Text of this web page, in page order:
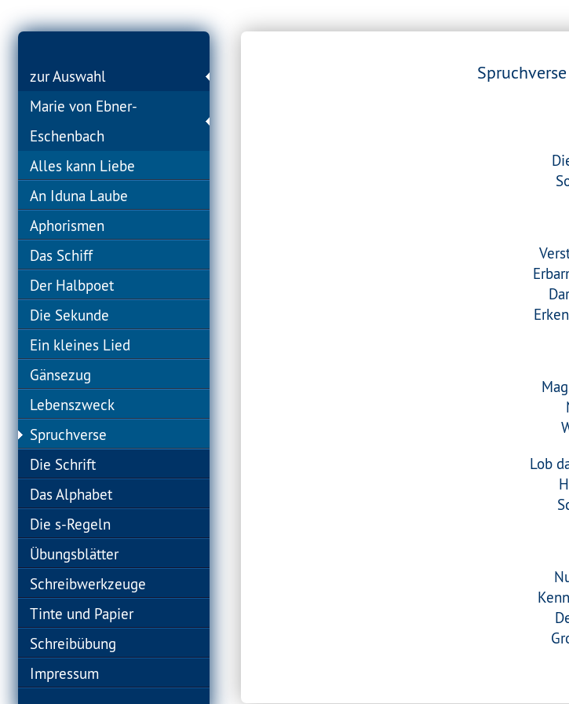
zur Auswahl
Marie von Ebner-
Eschenbach
Alles kann Liebe
An Iduna Laube
Aphorismen
Das Schiff
Der Halbpoet
Die Sekunde
Ein kleines Lied
Gänsezug
Lebenszweck
Spruchverse
Die Schrift
Das Alphabet
Die s-Regeln
Übungsblätter
Schreibwerkzeuge
Tinte und Papier
Schreibübung
Impressum
Lob